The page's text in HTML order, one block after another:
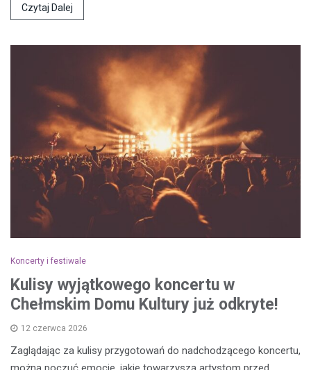
Czytaj Dalej
Koncerty i festiwale
Kulisy wyjątkowego koncertu w
Chełmskim Domu Kultury już odkryte!
12 czerwca 2026
Zaglądając za kulisy przygotowań do nadchodzącego koncertu,